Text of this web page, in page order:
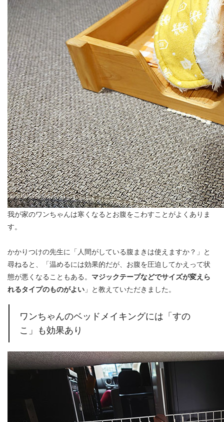
我が家のワンちゃんは寒くなるとお腹をこわすことがよくありま
す。
かかりつけの先生に「人間がしている腹まきは使えますか？」と
尋ねると、「温めるには効果的だが、お腹を圧迫してかえって状
態が悪くなることもある。 マジックテープなどでサイズが変えら
れるタイプのものがよい 」と教えていただきました。
ワンちゃんのベッドメイキングには「すの
こ」も効果あり